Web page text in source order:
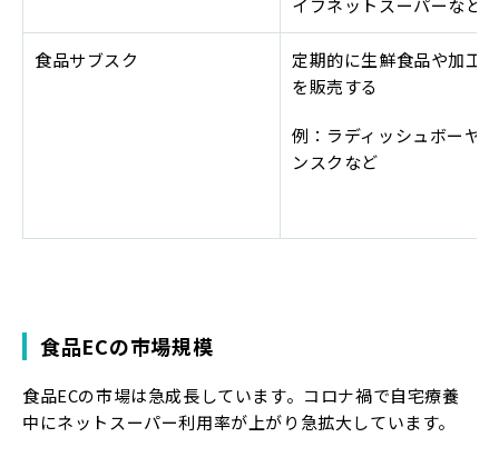
イフネットスーパーなど
食品サブスク
定期的に生鮮食品や加工
を販売する
例：ラディッシュボーヤ
ンスクなど
食品ECの市場規模
食品ECの市場は急成長しています。コロナ禍で自宅療養
中にネットスーパー利用率が上がり急拡大しています。